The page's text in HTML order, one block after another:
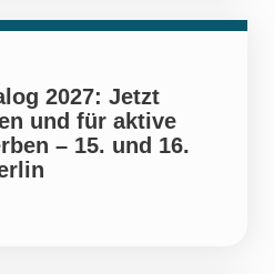
2027: Jetzt
und für aktive
– 15. und 16.